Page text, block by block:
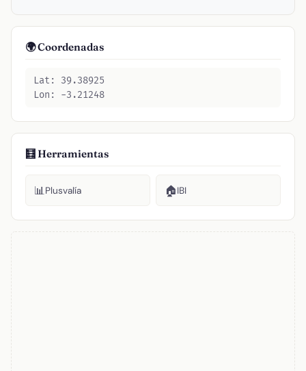
🌍 Coordenadas
Lat: 39.38925
Lon: -3.21248
🧮 Herramientas
📊Plusvalía 🏠IBI